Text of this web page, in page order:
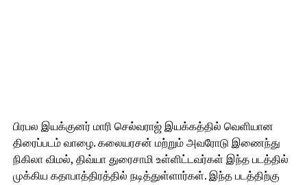
பிரபல இயக்குனர் மாரி செல்வராஜ் இயக்கத்தில் வெளியான
திரைப்படம் வாழை. கலையரசன் மற்றும் அவரோடு இணைந்து
நிகிலா விமல், திவ்யா துரைசாமி உள்ளிட்டவர்கள் இந்த படத்தில்
முக்கிய கதாபாத்திரத்தில் நடித்துள்ளார்கள். இந்த படத்திற்கு